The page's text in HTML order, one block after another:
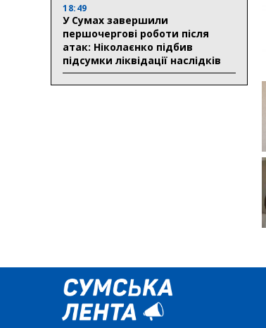
18:49
У Сумах завершили
першочергові роботи після
атак: Ніколаєнко підбив
підсумки ліквідації наслідків